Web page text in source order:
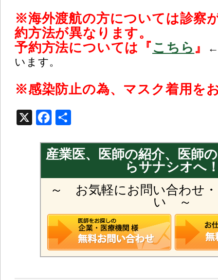
※海外渡航の方については診察
約方法が異なります。
予約方法については『 こちら 』
います。
※感染防止の為、マスク着用を
X Facebook
産業医、医師の紹介、医師
らサナシオへ
～ お気軽にお問い合わせ
い ～